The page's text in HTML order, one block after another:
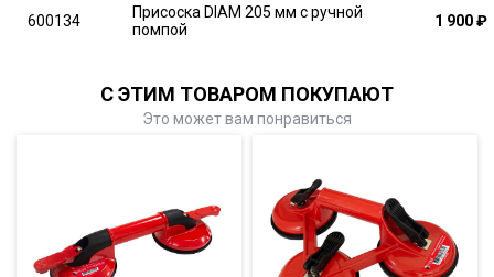
600134
Присоска DIAM 205 мм с ручной
помпой
1 900₽
С ЭТИМ ТОВАРОМ ПОКУПАЮТ
Это может вам понравиться